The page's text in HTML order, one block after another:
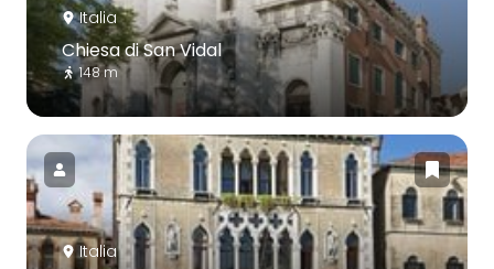
Italia
Chiesa di San Vidal
148 m
Italia